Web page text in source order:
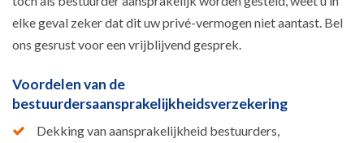
elke geval zeker dat dit uw privé-vermogen niet aantast. Bel
ons gesrust voor een vrijblijvend gesprek.
Voordelen van de
bestuurdersaansprakelijkheidsverzekering
Dekking van aansprakelijkheid bestuurders,